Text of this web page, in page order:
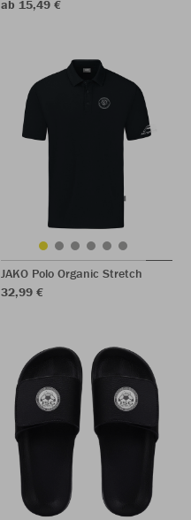
ab 15,49 €
JAKO Polo Organic Stretch
32,99 €